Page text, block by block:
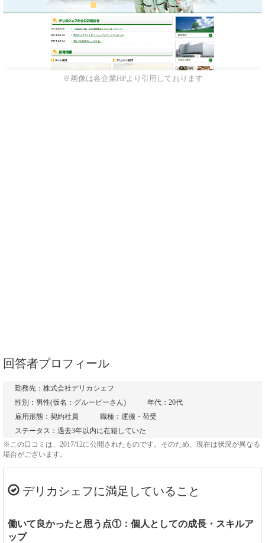
※画像は各企業HPより引用しております
回答者プロフィール
勤務先：株式会社デリカシェフ
性別：男性(仮名：グルーピーさん)
年代：20代
雇用形態：契約社員
職種：運搬・荷受
ステータス：過去3年以内に在籍していた
※この口コミは、2017/12に公開されたものです。そのため、現在は状況が異なる
場合がございます。
デリカシェフに満足していること
働いて良かったと思う点①：個人としての成長・スキルア
ップ